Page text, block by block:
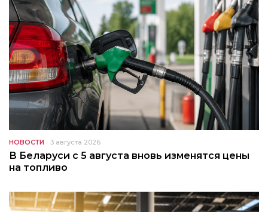
НОВОСТИ 3 августа 2026
В Беларуси с 5 августа вновь изменятся цены
на топливо